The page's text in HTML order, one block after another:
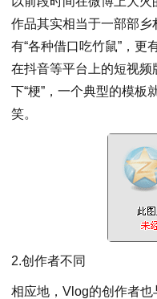
作品其实相当于一部部乡
有“各种借口吃竹鼠”，更
在抖音等平台上的短视
下“梗”，一个典型的模板
笑。
2.创作者不同
相应地，Vlog的创作者也